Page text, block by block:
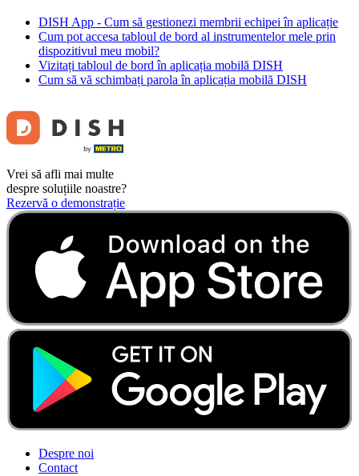
DISH App - Cum să gestionezi membrii echipei în aplicație
Cum pot accesa tabloul de bord al instrumentelor mele prin
dispozitivul meu mobil?
Vizitați tabloul de bord în aplicația mobilă DISH
Cum să vă schimbați parola în aplicația mobilă DISH
Vrei să afli mai multe
despre soluțiile noastre?
Rezervă o demonstrație
Despre noi
Contact